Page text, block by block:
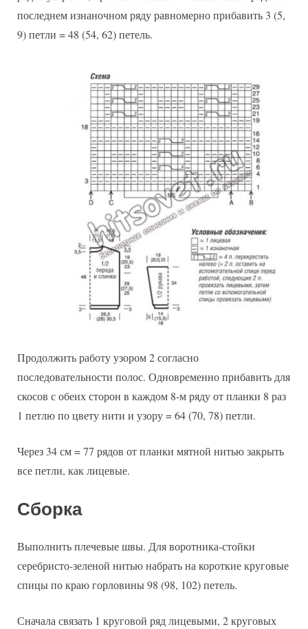
последнем изнаночном ряду равномерно прибавить 3 (5,
9) петли = 48 (54, 62) петель.
Продолжить работу узором 2 согласно
последовательности полос. Одновременно прибавить для
скосов с обеих сторон в каждом 8-м ряду от планки 8 раз
1 петлю по цвету нити и узору = 64 (70, 78) петли.
Через 34 см = 77 рядов от планки мятной нитью закрыть
все петли, как лицевые.
Сборка
Выполнить плечевые швы. Для воротника-стойки
серебристо-зеленой нитью набрать на короткие круговые
спицы по краю горловины 98 (98, 102) петель.
Сначала связать 1 круговой ряд лицевыми, 2 круговых